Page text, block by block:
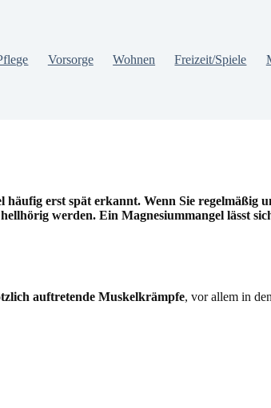
Vorsorge Wohnen Freizeit/Spiele
erst spät erkannt. Wenn Sie regelmäßig
werden. Ein Magnesiummangel lässt
auftretende Muskelkrämpfe, vor allem in